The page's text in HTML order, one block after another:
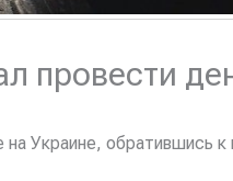
провести
на Украине,